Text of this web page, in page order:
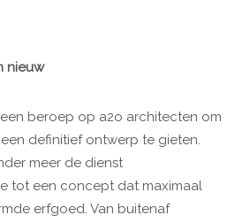
nieuw
beroep op a2o architecten om
definitief ontwerp te gieten.
meer de dienst
tot een concept dat maximaal
erfgoed. Van buitenaf